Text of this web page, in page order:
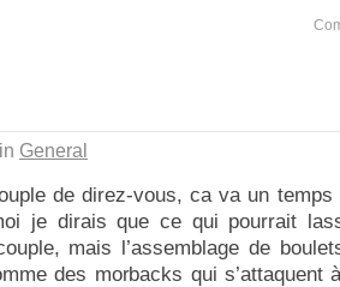
General
de direz-vous, ca va un temps
je dirais que ce qui pourrait
mais l’assemblage de
des morbacks qui s’attaquent